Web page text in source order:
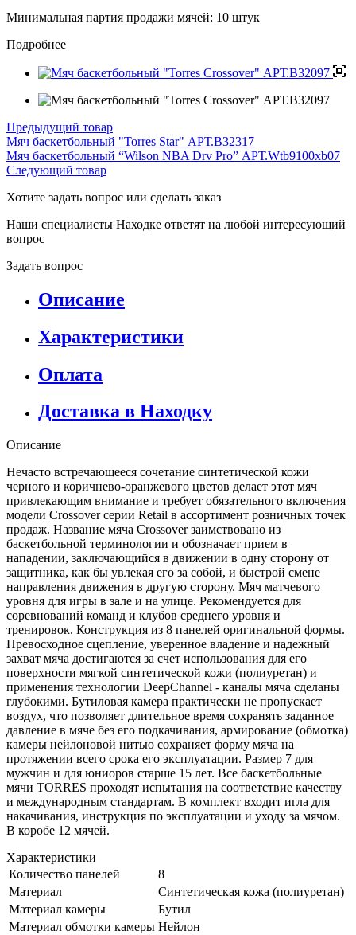
Минимальная партия продажи мячей: 10 штук
Подробнее
Предыдущий товар
Мяч баскетбольный "Torres Star" АРТ.B32317
Мяч баскетбольный “Wilson NBA Drv Pro” АРТ.Wtb9100xb07
Следующий товар
Хотите задать вопрос или сделать заказ
Наши специалисты Находке ответят на любой интересующий
вопрос
Задать вопрос
Описание
Характеристики
Оплата
Доставка в Находку
Описание
Нечасто встречающееся сочетание синтетической кожи
черного и коричнево-оранжевого цветов делает этот мяч
привлекающим внимание и требует обязательного включения
модели Crossover серии Retail в ассортимент розничных точек
продаж. Название мяча Crossover заимствовано из
баскетбольной терминологии и обозначает прием в
нападении, заключающийся в движении в одну сторону от
защитника, как бы увлекая его за собой, и быстрой смене
направления движения в другую сторону. Мяч матчевого
уровня для игры в зале и на улице. Рекомендуется для
соревнований команд и клубов среднего уровня и
тренировок. Конструкция из 8 панелей оригинальной формы.
Превосходное сцепление, уверенное владение и надежный
захват мяча достигаются за счет использования для его
поверхности мягкой синтетической кожи (полиуретан) и
применения технологии DeepChannel - каналы мяча сделаны
глубокими. Бутиловая камера практически не пропускает
воздух, что позволяет длительное время сохранять заданное
давление в мяче без его подкачивания, армирование (обмотка)
камеры нейлоновой нитью сохраняет форму мяча на
протяжении всего срока его эксплуатации. Размер 7 для
мужчин и для юниоров старше 15 лет. Все баскетбольные
мячи TORRES проходят испытания на соответствие качеству
и международным стандартам. В комплект входит игла для
накачивания, инструкция по эксплуатации и уходу за мячом.
В коробе 12 мячей.
Характеристики
Количество панелей
8
Материал
Синтетическая кожа (полиуретан)
Материал камеры
Бутил
Материал обмотки камеры Нейлон